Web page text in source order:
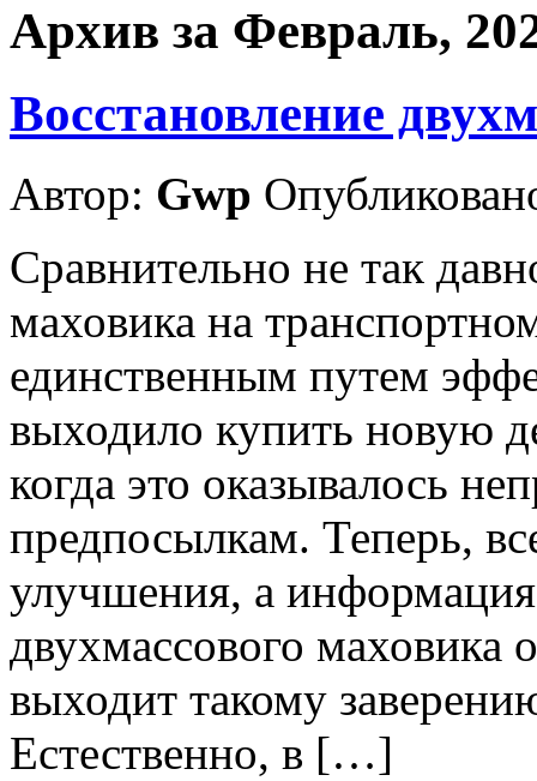
Архив за Февраль,
Восстановление
Автор: Gwp
Сравнительно не так
маховика на
единственным путем
выходило купить новую
когда это оказывалось
предпосылкам. Теперь,
улучшения, а
двухмассового
выходит такому
Естественно, в […]